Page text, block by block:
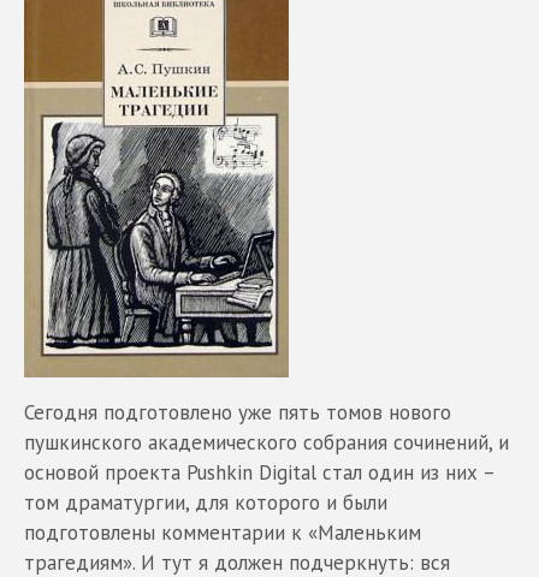
Сегодня подготовлено уже пять томов нового
пушкинского академического собрания сочинений, и
основой проекта Pushkin Digital стал один из них –
том драматургии, для которого и были
подготовлены комментарии к «Маленьким
трагедиям». И тут я должен подчеркнуть: вся